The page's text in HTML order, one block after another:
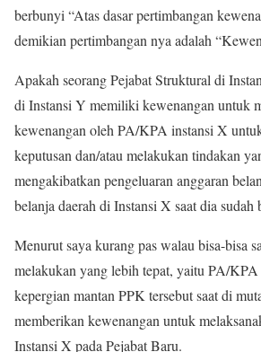
berbunyi “Atas dasar pertimbangan
demikian pertimbangan nya adalah
Apakah seorang Pejabat Struktural di
di Instansi Y memiliki kewenangan untuk
kewenangan oleh PA/KPA instansi X
keputusan dan/atau melakukan tindakan
mengakibatkan pengeluaran anggaran
belanja daerah di Instansi X saat dia
Menurut saya kurang pas walau bisa-bisa
melakukan yang lebih tepat, yaitu PA/
kepergian mantan PPK tersebut saat di
memberikan kewenangan untuk
Instansi X pada Pejabat Baru.